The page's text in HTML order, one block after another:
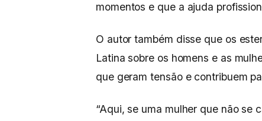
momentos e que a ajuda
O autor também disse que os
Latina sobre os homens e as
que geram tensão e contribuem
“Aqui, se uma mulher que não se